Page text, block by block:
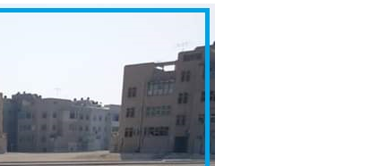
النجيل
الصناعي
للملاعب
بالرياض
|
0560048269